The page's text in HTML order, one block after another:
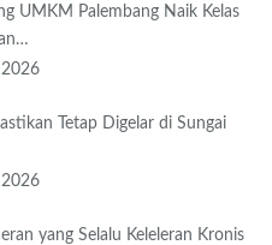
UMKM Palembang Naik Kelas
2026
Tetap Digelar di Sungai
2026
yang Selalu Keleleran Kronis